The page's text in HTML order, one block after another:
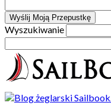
Wyszukiwanie